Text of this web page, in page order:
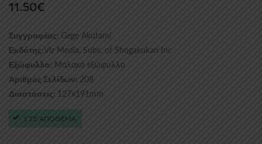
11.50€
Συγγραφέας: Gege Akutami
Εκδότης:Viz Media, Subs. of Shogakukan Inc
Εξώφυλλο: Μαλακό εξώφυλλο
Αριθμός Σελίδων: 208
Διαστάσεις: 127x191mm
1 ΣΕ ΑΠΟΘΕΜΑ